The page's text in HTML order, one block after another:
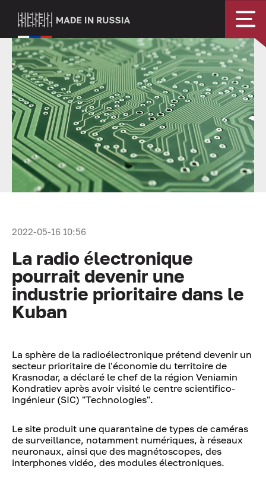
2022-05-16 10:56
La radio électronique
pourrait devenir une
industrie prioritaire dans le
Kuban
La sphère de la radioélectronique prétend devenir un
secteur prioritaire de l'économie du territoire de
Krasnodar, a déclaré le chef de la région Veniamin
Kondratiev après avoir visité le centre scientifico-
ingénieur (SIC) "Technologies".
Le site produit une quarantaine de types de caméras
de surveillance, notamment numériques, à réseaux
neuronaux, ainsi que des magnétoscopes, des
interphones vidéo, des modules électroniques.